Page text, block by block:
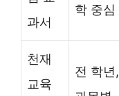
과서
학 중심
천재
교육
전 학년,